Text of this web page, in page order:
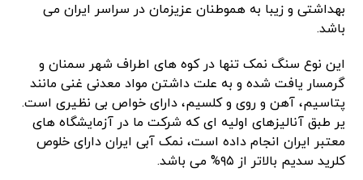
بهداشتی و زیبا به هموطنان عزیزمان در سراسر ایران می
باشد.
این نوع سنگ نمک تنها در کوه های اطراف شهر سمنان و
گرمسار یافت شده و به علت داشتن مواد معدنی غنی مانند
پتاسیم، آهن و روی و کلسیم، دارای خواص بی نظیری است.
یر طبق آنالیزهای اولیه ای که شرکت ما در آزمایشگاه های
معتبر ایران انجام داده است، نمک آبی ایران دارای خلوص
کلرید سدیم بالاتر از ۹۵% می باشد.